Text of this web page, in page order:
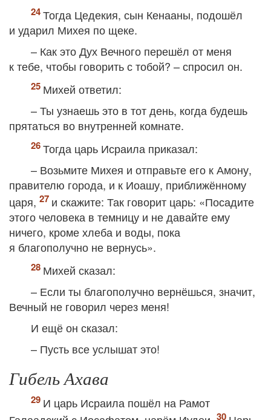
Тогда Цедекия, сын Кенааны, подошёл
и ударил Михея по щеке.
– Как это Дух Вечного перешёл от меня
к тебе, чтобы говорить с тобой? – спросил он.
Михей ответил:
– Ты узнаешь это в тот день, когда будешь
прятаться во внутренней комнате.
Тогда царь Исраила приказал:
– Возьмите Михея и отправьте его к Амону,
правителю города, и к Иоашу, приближённому
царя,
и скажите: Так говорит царь: «Посадите
этого человека в темницу и не давайте ему
ничего, кроме хлеба и воды, пока
я благополучно не вернусь».
Михей сказал:
– Если ты благополучно вернёшься, значит,
Вечный не говорил через меня!
И ещё он сказал:
– Пусть все услышат это!
Гибель Ахава
И царь Исраила пошёл на Рамот